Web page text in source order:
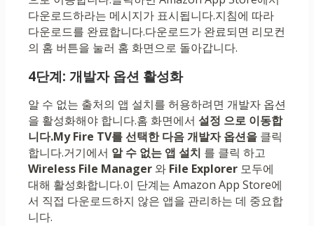
다운로드하라는 메시지가 표시됩니다.지침에 따라
다운로드를 완료합니다.다운로드가 완료되면 리모컨
의 홈 버튼을 눌러 홈 화면으로 돌아갑니다.
4단계: 개발자 옵션 활성화
알 수 없는 출처의 앱 설치를 허용하려면 개발자 옵션
을 활성화해야 합니다.홈 화면에서 설정 으로 이동합
니다.My Fire TV를 선택한 다음개발자 옵션을 클릭
합니다.거기에서 알 수 없는 앱 설치 를 클릭 하고
Wireless File Manager 와 File Explorer 모두에
대해 활성화합니다.이 단계는 Amazon App Store에
서 직접 다운로드하지 않은 앱을 관리하는 데 중요합
니다.